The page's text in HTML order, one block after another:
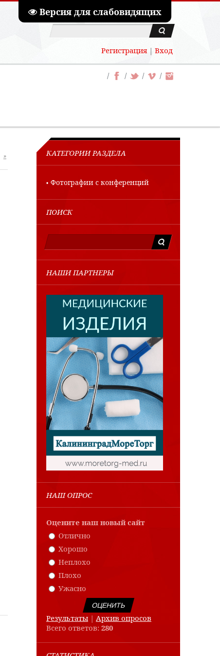
Версия для слабовидящих
Регистрация| Вход
» КАТЕГОРИИ РАЗДЕЛА
Фотографии с конференций
ПОИСК
НАШИ ПАРТНЕРЫ
НАШ ОПРОС
Оцените наш новый сайт
Отлично
Хорошо
Неплохо
Плохо
Ужасно
Результаты | Архив опросов
Всего ответов: 280